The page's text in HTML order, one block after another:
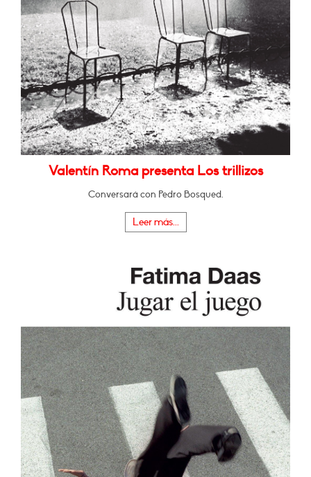
Valentín Roma presenta Los trillizos
Conversará con Pedro Bosqued.
Leer más...